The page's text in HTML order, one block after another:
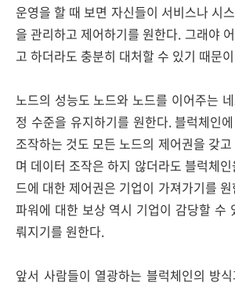
운영을 할 때 보면 자신들이 서비스나 시
을 관리하고 제어하기를 원한다. 그래야
고 하더라도 충분히 대처할 수 있기 때문
노드의 성능도 노드와 노드를 이어주는
정 수준을 유지하기를 원한다. 블럭체인
조작하는 것도 모든 노드의 제어권을 갖
며 데이터 조작은 하지 않더라도 블럭체
드에 대한 제어권은 기업이 가져가기를
파워에 대한 보상 역시 기업이 감당할 수
뤄지기를 원한다.
앞서 사람들이 열광하는 블럭체인의 방